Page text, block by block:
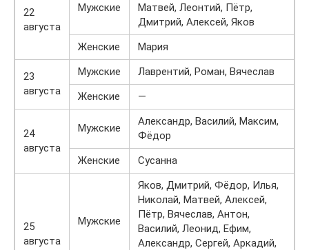
22
августа
Мужские
Матвей, Леонтий, Пётр,
Дмитрий, Алексей, Яков
Женские
Мария
23
августа
Мужские
Лаврентий, Роман, Вячеслав
Женские
—
24
августа
Мужские
Александр, Василий, Максим,
Фёдор
Женские
Сусанна
25
августа
Мужские
Яков, Дмитрий, Фёдор, Илья,
Николай, Матвей, Алексей,
Пётр, Вячеслав, Антон,
Василий, Леонид, Ефим,
Александр, Сергей, Аркадий,